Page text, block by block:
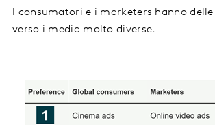
I consumatori e i marketers hanno
verso i media molto diverse.